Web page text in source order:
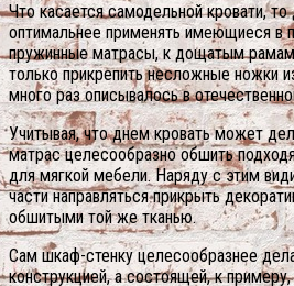
Что касается самодельной кровати, то
оптимальнее применять имеющиеся в
пружинные матрасы, к дощатым
только прикрепить несложные ножки
много раз описывалось в
Учитывая, что днем кровать может
матрас целесообразно обшить
для мягкой мебели. Наряду с этим
части направляться прикрыть
обшитыми той же тканью.
Сам шкаф-стенку целесообразнее
конструкцией, а состоящей, к